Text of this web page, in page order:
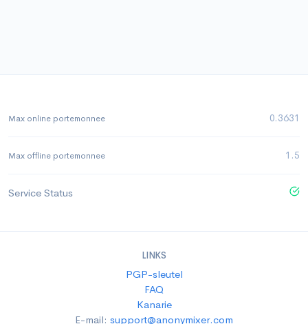
Max online portemonnee 0.3631
Max offline portemonnee 1.5
Service Status
LINKS
PGP-sleutel
FAQ
Kanarie
E-mail: support@anonymixer.com